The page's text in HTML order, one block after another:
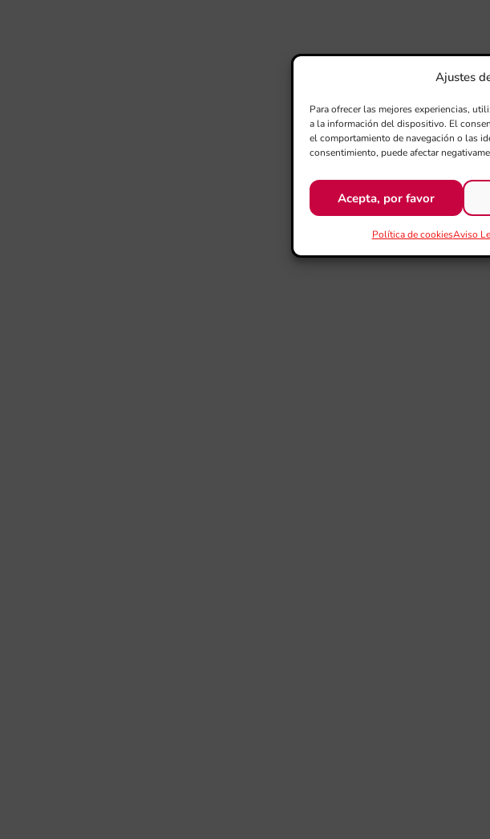
Ajustes
Para ofrecer las mejores experiencias,
a la información del dispositivo. El
el comportamiento de navegación o las
consentimiento, puede afectar
Acepta, por favor
Política de cookiesAviso